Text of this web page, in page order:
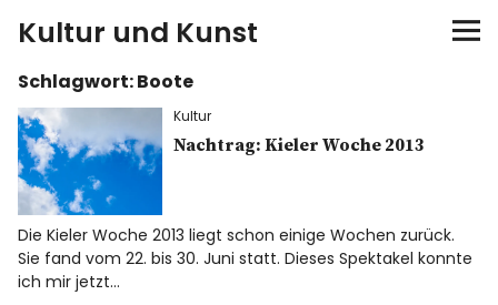
Kultur und Kunst
kultur & kunst
Ausstellungen
Spiele
Konzerte
Schlagwort:Boote
Kultur
Nachtrag: Kieler Woche 2013
Die Kieler Woche 2013 liegt schon einige Wochen zurück.
Sie fand vom 22. bis 30. Juni statt. Dieses Spektakel konnte
ich mir jetzt…